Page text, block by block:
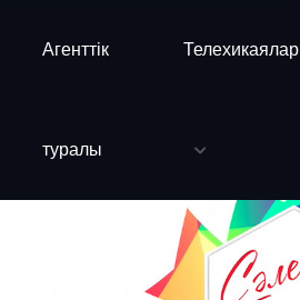
Агенттік
туралы
Телехикаялар